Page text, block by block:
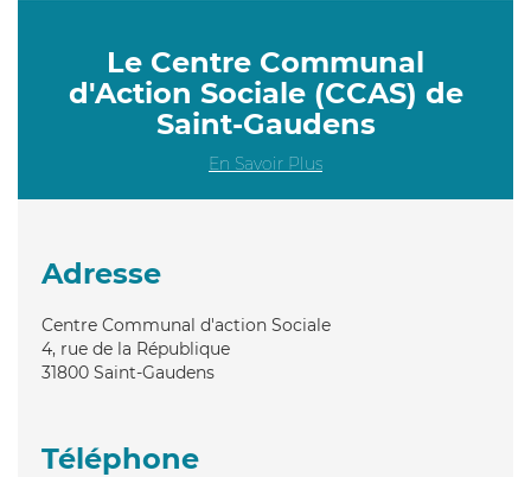
Le Centre Communal
d'Action Sociale (CCAS) de
Saint-Gaudens
En Savoir Plus
Adresse
Centre Communal d'action Sociale
4, rue de la République
31800 Saint-Gaudens
Téléphone